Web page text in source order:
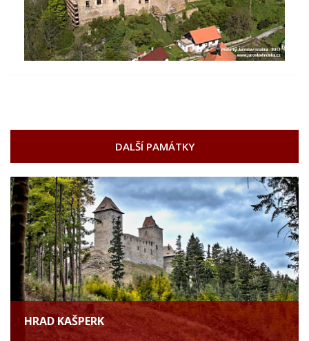
DALŠÍ PAMÁTKY
HRAD KAŠPERK